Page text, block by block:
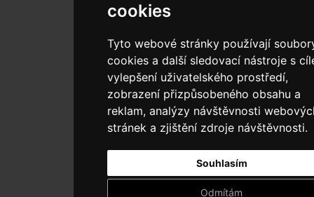
cookies
Tyto webové stránky používají
cookies a další sledovací nástroje s
vylepšení uživatelského prostředí,
zobrazení přizpůsobeného obsahu a
reklam, analýzy návštěvnosti
stránek a zjištění zdroje návštěvnosti.
Souhlasím
Odmítám